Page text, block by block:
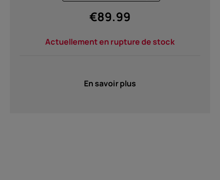
€89.99
Actuellement en rupture de stock
En savoir plus